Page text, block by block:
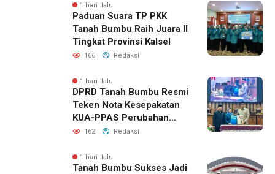
1 hari lalu
Paduan Suara TP PKK
Tanah Bumbu Raih Juara II
Tingkat Provinsi Kalsel
166 Redaksi
1 hari lalu
DPRD Tanah Bumbu Resmi
Teken Nota Kesepakatan
KUA-PPAS Perubahan
APBD 2026
162 Redaksi
1 hari lalu
Tanah Bumbu Sukses Jadi